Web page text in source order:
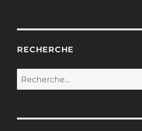
RECHERCHE
Recherche
pour :